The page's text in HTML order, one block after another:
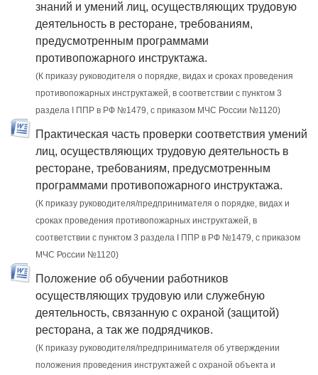
знаний и умений лиц, осуществляющих трудовую
деятельность в ресторане, требованиям,
предусмотренным программами
противопожарного инструктажа.
(К приказу руководителя о порядке, видах и сроках проведения
противопожарных инструктажей, в соответствии с пунктом 3
раздела I ППР в РФ №1479, с приказом МЧС России №1120)
Практическая часть проверки соответствия умений
лиц, осуществляющих трудовую деятельность в
ресторане, требованиям, предусмотренным
программами противопожарного инструктажа.
(К приказу руководителя/предпринимателя о порядке, видах и
сроках проведения противопожарных инструктажей, в
соответствии с пунктом 3 раздела I ППР в РФ №1479, с приказом
МЧС России №1120)
Положение об обучении работников
осуществляющих трудовую или служебную
деятельность, связанную с охраной (защитой)
ресторана, а так же подрядчиков.
(К приказу руководителя/предпринимателя об утверждении
положения проведения инструктажей с охраной объекта и